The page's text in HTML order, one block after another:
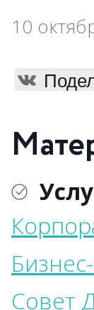
10
Совет